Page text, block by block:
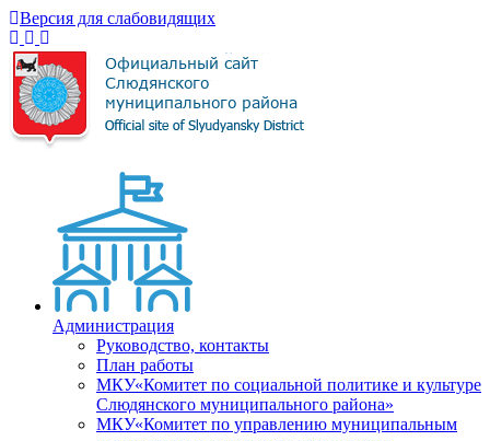
Версия для слабовидящих
Администрация
Руководство, контакты
План работы
МКУ«Комитет по социальной политике и культуре
Слюдянского муниципального района»
МКУ«Комитет по управлению муниципальным